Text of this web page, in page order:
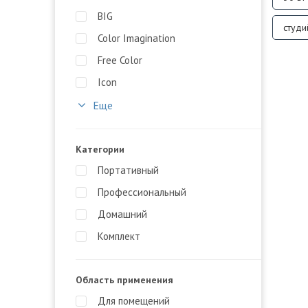
BIG
Color Imagination
Free Color
Icon
Еще
Категории
Портативный
Профессиональный
Домашний
Комплект
Область применения
Для помещений